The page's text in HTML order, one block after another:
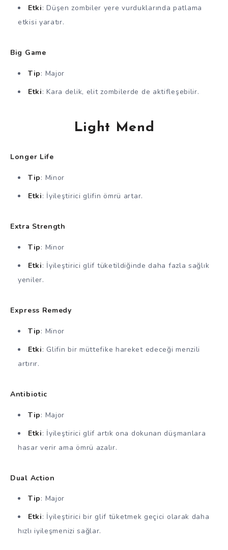
Etki: Düşen zombiler yere vurduklarında patlama
etkisi yaratır.
Big Game
Tip: Major
Etki: Kara delik, elit zombilerde de aktifleşebilir.
Light Mend
Longer Life
Tip: Minor
Etki: İyileştirici glifin ömrü artar.
Extra Strength
Tip: Minor
Etki: İyileştirici glif tüketildiğinde daha fazla sağlık
yeniler.
Express Remedy
Tip: Minor
Etki: Glifin bir müttefike hareket edeceği menzili
artırır.
Antibiotic
Tip: Major
Etki: İyileştirici glif artık ona dokunan düşmanlara
hasar verir ama ömrü azalır.
Dual Action
Tip: Major
Etki: İyileştirici bir glif tüketmek geçici olarak daha
hızlı iyileşmenizi sağlar.